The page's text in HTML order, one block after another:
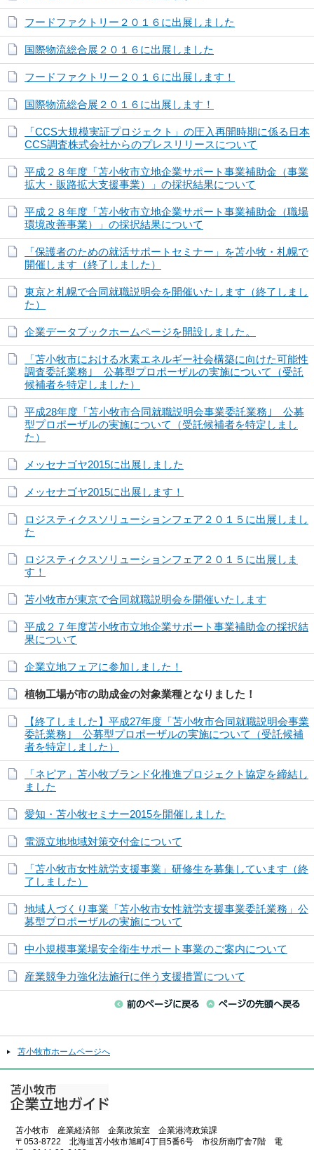
フードファクトリー２０１６に出展しました
国際物流総合展２０１６に出展しました
フードファクトリー２０１６に出展します！
国際物流総合展２０１６に出展します！
「CCS大規模実証プロジェクト」の圧入再開時期に係る日本
CCS調査株式会社からのプレスリリースについて
平成２８年度「苫小牧市立地企業サポート事業補助金（事業
拡大・販路拡大支援事業）」の採択結果について
平成２８年度「苫小牧市立地企業サポート事業補助金（職場
環境改善事業）」の採択結果について
「保護者のための就活サポートセミナー」を苫小牧・札幌で
開催します（終了しました）
東京と札幌で合同就職説明会を開催いたします（終了しまし
た）
企業データブックホームページを開設しました。
「苫小牧市における水素エネルギー社会構築に向けた可能性
調査委託業務｣ 公募型プロポーザルの実施について（受託
候補者を特定しました）
平成28年度「苫小牧市合同就職説明会事業委託業務｣ 公募
型プロポーザルの実施について（受託候補者を特定しまし
た）
メッセナゴヤ2015に出展しました
メッセナゴヤ2015に出展します！
ロジスティクスソリューションフェア２０１５に出展しまし
た
ロジスティクスソリューションフェア２０１５に出展しま
す！
苫小牧市が東京で合同就職説明会を開催いたします
平成２７年度苫小牧市立地企業サポート事業補助金の採択結
果について
企業立地フェアに参加しました！
植物工場が市の助成金の対象業種となりました！
【終了しました】平成27年度「苫小牧市合同就職説明会事業
委託業務｣ 公募型プロポーザルの実施について（受託候補
者を特定しました）
「ネピア」苫小牧ブランド化推進プロジェクト協定を締結し
ました
愛知・苫小牧セミナー2015を開催しました
電源立地地域対策交付金について
「苫小牧市女性就労支援事業」研修生を募集しています（終
了しました）
地域人づくり事業「苫小牧市女性就労支援事業委託業務」公
募型プロポーザルの実施について
中小規模事業場安全衛生サポート事業のご案内について
産業競争力強化法施行に伴う支援措置について
苫小牧市ホームページへ
苫小牧市 産業経済部 企業政策室 企業港湾政策課
〒053-8722 北海道苫小牧市旭町4丁目5番6号 市役所南庁舎7階 電